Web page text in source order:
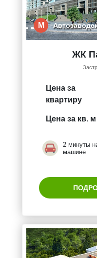
М
ЖК
Цена за
квартиру
Цена за кв. м
2 минуты
машине